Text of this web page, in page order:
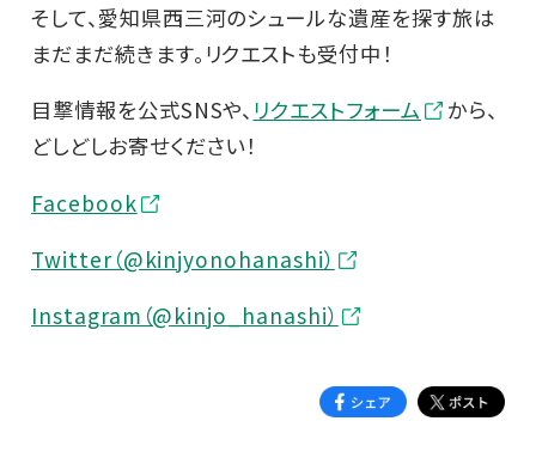
そして、愛知県西三河のシュールな遺産を探す旅は
まだまだ続きます。リクエストも受付中！
目撃情報を公式SNSや、 リクエストフォーム
から、
どしどしお寄せください！
Facebook
Twitter（@kinjyonohanashi）
Instagram（@kinjo_hanashi）